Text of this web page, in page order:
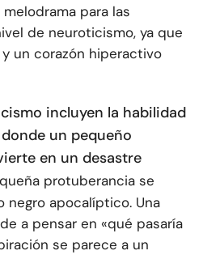
para las
de neuroticismo, ya que
un corazón hiperactivo
incluyen la habilidad
un pequeño
en un desastre
protuberancia se
negro apocalíptico. Una
a pensar en «qué pasaría
se parece a un